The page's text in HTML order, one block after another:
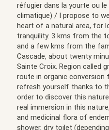
réfugier dans la yourte ou
climatique) / I propose to
heart of a natural area, for
tranquility. 3 kms from the
and a few kms from the
Cascade, about twenty
Sainte Croix. Region called
route in organic
refresh yourself thanks to
order to discover this
real immersion in this
and medicinal flora of
shower, dry toilet